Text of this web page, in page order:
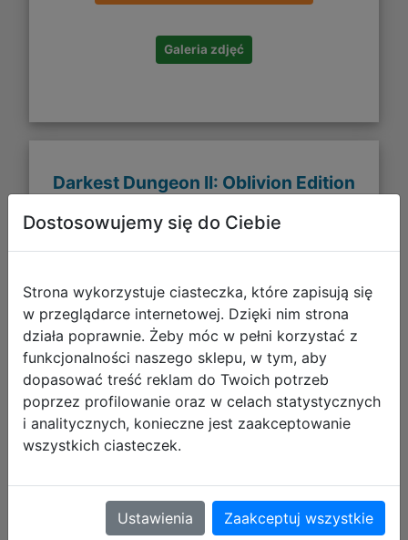
Galeria zdjęć
Darkest Dungeon II: Oblivion Edition
Dostosowujemy się do Ciebie
Strona wykorzystuje ciasteczka, które zapisują się
w przeglądarce internetowej. Dzięki nim strona
działa poprawnie. Żeby móc w pełni korzystać z
funkcjonalności naszego sklepu, w tym, aby
dopasować treść reklam do Twoich potrzeb
poprzez profilowanie oraz w celach statystycznych
i analitycznych, konieczne jest zaakceptowanie
wszystkich ciasteczek.
Ustawienia Zaakceptuj wszystkie